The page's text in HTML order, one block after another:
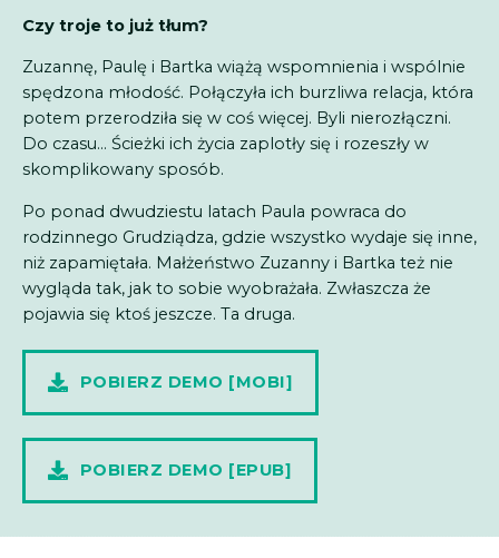
Czy troje to już tłum?
Zuzannę, Paulę i Bartka wiążą wspomnienia i wspólnie
spędzona młodość. Połączyła ich burzliwa relacja, która
potem przerodziła się w coś więcej. Byli nierozłączni.
Do czasu… Ścieżki ich życia zaplotły się i rozeszły w
skomplikowany sposób.
Po ponad dwudziestu latach Paula powraca do
rodzinnego Grudziądza, gdzie wszystko wydaje się inne,
niż zapamiętała. Małżeństwo Zuzanny i Bartka też nie
wygląda tak, jak to sobie wyobrażała. Zwłaszcza że
pojawia się ktoś jeszcze. Ta druga.
POBIERZ DEMO [MOBI]
POBIERZ DEMO [EPUB]